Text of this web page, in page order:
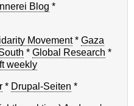
Blog *
Movement* Gaza
* Global Research *
weekly
* Drupal-Seiten *